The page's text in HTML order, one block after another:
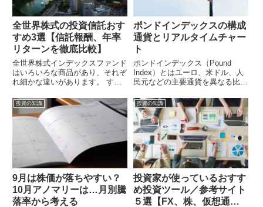
全世界株式の投資信託おす
すめ3選【信託報酬、年率
リターンを徹底比較】
全世界株式インデックスファンド
はいろいろな商品があり、それぞ
れ細かな違いがあります。 すで
ドに投資をしている方もこれから
投資を考えている方も商品を選択
した根拠があれば、自信をもって
投資を続けることができます。
ポンドインデックスの構成
通貨とリアルタイムチャー
ト
ポンドインデックス（Pound
Index）とはユーロ、米ドル、人
民元などの主要通貨を異なる比率
単体としてみたときの価値を表す
指数です。ポンドインデックスは
通貨単体の価値を表す指数なの
で、数値が上昇していればポ...
投資の知識
9月は株価が落ちやすい？
10月アノマリーは…月別騰
落率から考える
投資の知識
投資家が使っているおすす
め投資ツール／参考サイト
５選【FX、株、仮想通